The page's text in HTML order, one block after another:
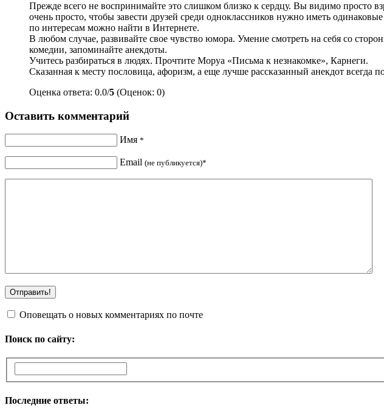
Прежде всего не воспринимайте это слишком близко к сердцу. Вы видимо просто
очень просто, чтобы завести друзей среди одноклассников нужно иметь
по интересам можно найти в Интернете.
В любом случае, развивайте свое чувство юмора. Умение смотреть на себя со
комедии, запоминайте анекдоты.
Учитесь разбираться в людях. Прочтите Моруа «Письма к незнакомке», Карнеги.
Сказанная к месту пословица, афоризм, а еще лучше рассказанный анекдот всегда
Оценка ответа: 0.0/5 (Оценок: 0)
Оставить комментарий
Имя *
Email (не публикуется)*
Оповещать о новых комментариях по почте
Поиск по сайту:
Последние ответы: